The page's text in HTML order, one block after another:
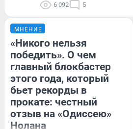
6 092 5
МНЕНИЕ
«Никого нельзя
победить». О чем
главный блокбастер
этого года, который
бьет рекорды в
прокате: честный
отзыв на «Одиссею»
Нолана